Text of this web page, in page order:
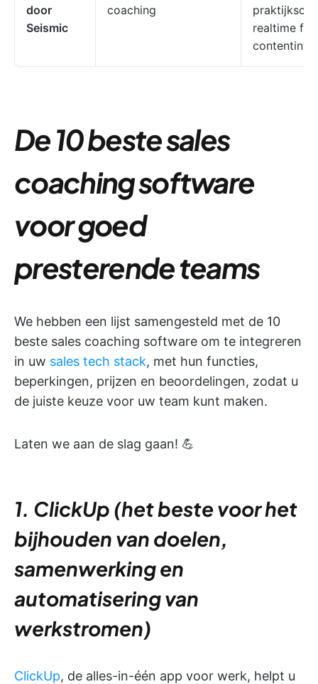
door
Seismic
coaching
realtime
De 10 beste sales
coaching software
voor goed
presterende teams
We hebben een lijst samengesteld met de 10
beste sales coaching software om te integreren
in uw sales tech stack, met hun functies,
beperkingen, prijzen en beoordelingen, zodat u
de juiste keuze voor uw team kunt maken.
Laten we aan de slag gaan! 💪
1. ClickUp (het beste voor het
bijhouden van doelen,
samenwerking en
automatisering van
werkstromen)
ClickUp, de alles-in-één app voor werk, helpt u